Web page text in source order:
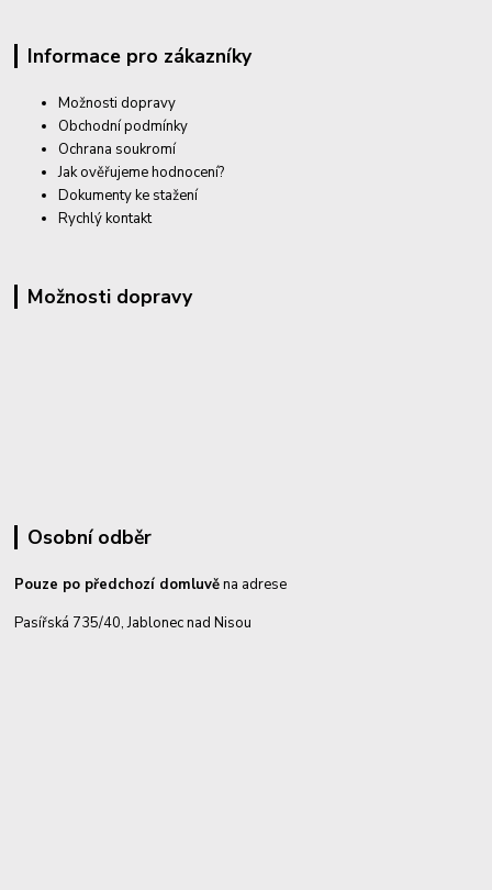
Informace pro zákazníky
Možnosti dopravy
Obchodní podmínky
Ochrana soukromí
Jak ověřujeme hodnocení?
Dokumenty ke stažení
Rychlý kontakt
Možnosti dopravy
Osobní odběr
Pouze po předchozí domluvěna adrese
Pasířská 735/40, Jablonec nad Nisou